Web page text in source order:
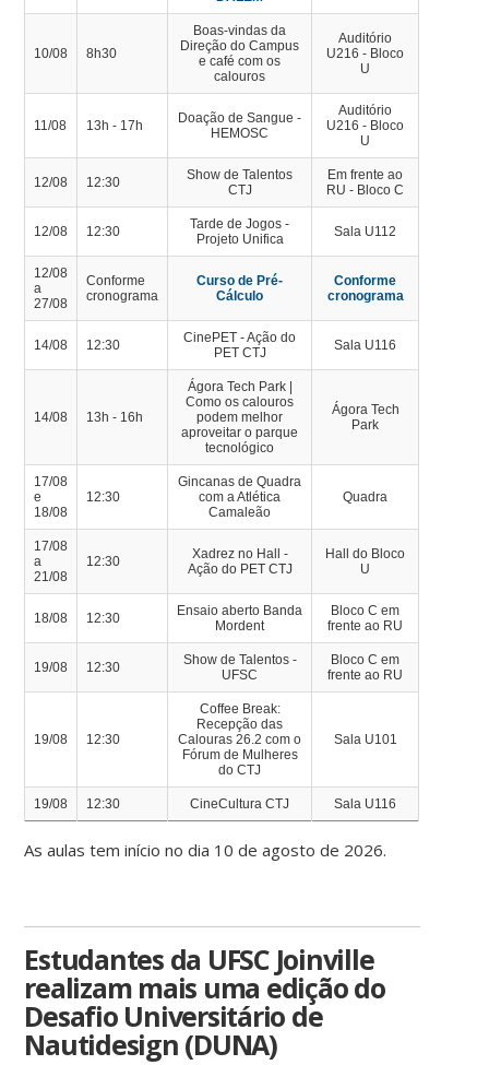
10/08 8h30
Boas-vindas da
Direção do Campus
e café com os
calouros
Auditório
U216 - Bloco
U
11/08 13h - 17h
Doação de Sangue -
HEMOSC
Auditório
U216 - Bloco
U
12/08 12:30
Show de Talentos
CTJ
Em frente ao
RU - Bloco C
12/08 12:30
Tarde de Jogos -
Projeto Unifica
Sala U112
12/08
a
27/08
Conforme
cronograma
Curso de Pré-
Cálculo
Conforme
cronograma
14/08 12:30
CinePET - Ação do
PET CTJ
Sala U116
14/08 13h - 16h
Ágora Tech Park |
Como os calouros
podem melhor
aproveitar o parque
tecnológico
Ágora Tech
Park
17/08
e
18/08
12:30
Gincanas de Quadra
com a Atlética
Camaleão
Quadra
17/08
a
21/08
12:30
Xadrez no Hall -
Ação do PET CTJ
Hall do Bloco
U
18/08 12:30
Ensaio aberto Banda
Mordent
Bloco C em
frente ao RU
19/08 12:30
Show de Talentos -
UFSC
Bloco C em
frente ao RU
19/08 12:30
Coffee Break:
Recepção das
Calouras 26.2 com o
Fórum de Mulheres
do CTJ
Sala U101
19/08 12:30 CineCultura CTJ Sala U116
As aulas tem início no dia 10 de agosto de 2026.
Estudantes da UFSC Joinville
realizam mais uma edição do
Desafio Universitário de
Nautidesign (DUNA)